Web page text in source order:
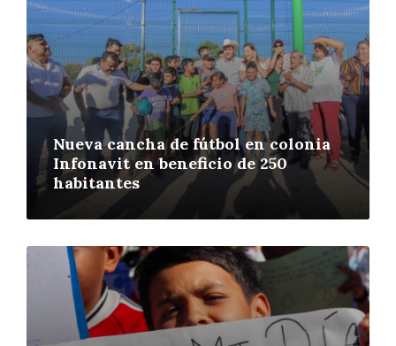
Nueva cancha de fútbol en colonia
Infonavit en beneficio de 250
habitantes
More